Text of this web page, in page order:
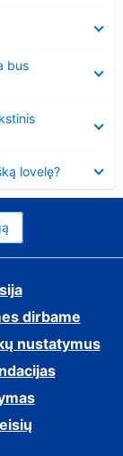
bus
lovelę?
dirbame
nustatymus